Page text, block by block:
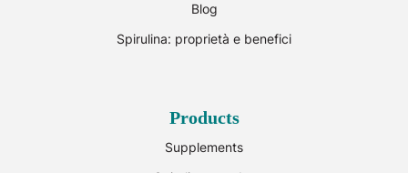
Blog
Spirulina: proprietà e benefici
Products
Supplements